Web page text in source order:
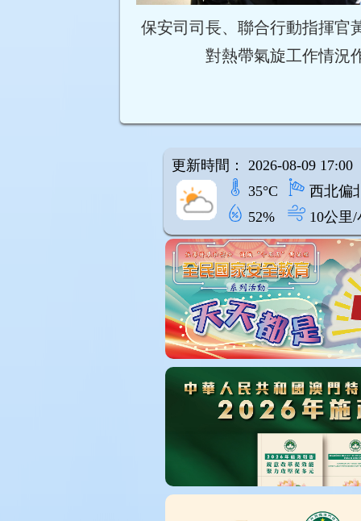
保安司司長、聯合行動指揮官
對熱帶氣旋工作情況
更新時間： 2026-08-09 17:00
35°C
西北偏
52%
10公里/